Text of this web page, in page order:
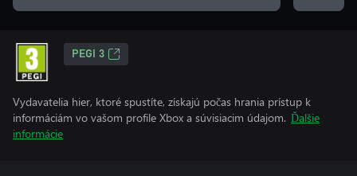
PEGI 3
Vydavatelia hier, ktoré spustíte, získajú počas hrania prístup k
informáciám vo vašom profile Xbox a súvisiacim údajom. Ďalšie
informácie